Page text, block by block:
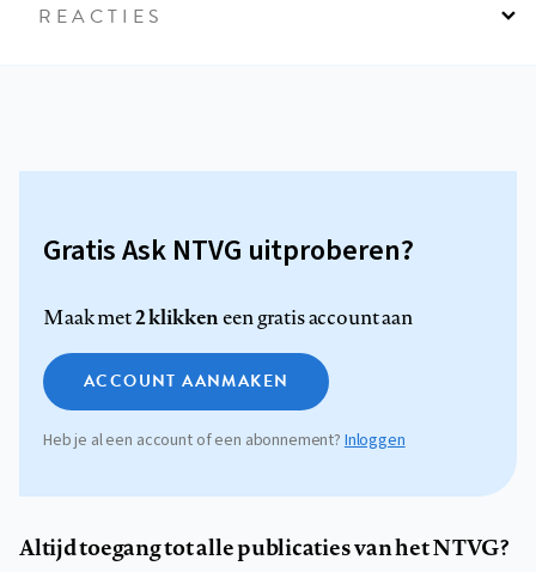
REACTIES
Gratis Ask NTVG uitproberen?
Maak met2 klikkeneen gratis account aan
ACCOUNT AANMAKEN
Heb je al een account of een abonnement?Inloggen
Altijd toegang tot alle publicaties van het NTVG?